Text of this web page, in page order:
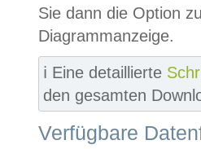
Sie dann die Option
Diagrammanzeige.
ℹ️ Eine detaillierte
den gesamten
Verfügbare